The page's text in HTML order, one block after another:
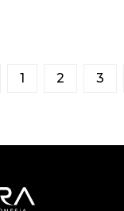
1 2 3